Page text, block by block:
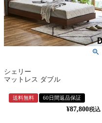
シェリー
マットレス ダブル
送料無料 60日間返品保証
¥87,800税込